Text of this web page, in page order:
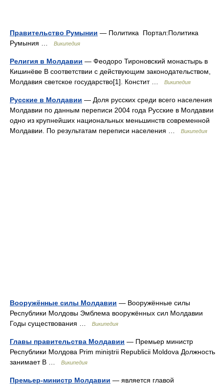
Правительство Румынии — Политика Портал:Политика
Румыния …
Википедия
Религия в Молдавии — Феодоро Тироновский монастырь в
Кишинёве В соответствии с действующим законодательством,
Молдавия светское государство[1]. Констит …
Википедия
Русские в Молдавии — Доля русских среди всего населения
Молдавии по данным переписи 2004 года Русские в Молдавии
одно из крупнейших национальных меньшинств современной
Молдавии. По результатам переписи населения …
Википедия
Вооружённые силы Молдавии — Вооружённые силы
Республики Молдовы Эмблема вооружённых сил Молдавии
Годы существования …
Википедия
Главы правительства Молдавии — Премьер министр
Республики Молдова Prim miniștrii Republicii Moldova Должность
занимает В …
Википедия
Премьер-министр Молдавии — является главой